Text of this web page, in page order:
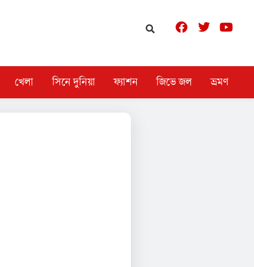
খেলা সিনে দুনিয়া ফ্যাশন জিভে জল ভ্রমণ